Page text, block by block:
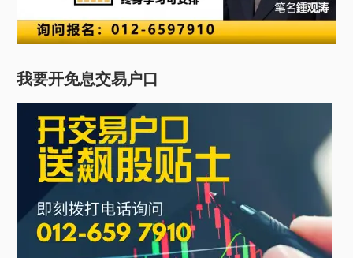
我要开免息交易户口